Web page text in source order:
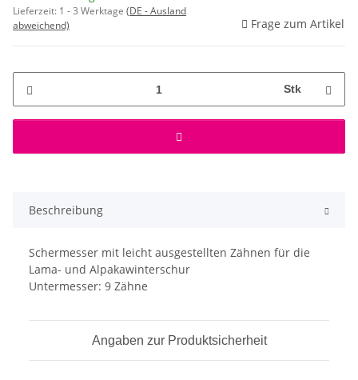
Lieferzeit: 1 - 3 Werktage (DE - Ausland
abweichend)
Frage zum Artikel
Stk
Beschreibung
Schermesser mit leicht ausgestellten Zähnen für die
Lama- und Alpakawinterschur
Untermesser: 9 Zähne
Angaben zur Produktsicherheit